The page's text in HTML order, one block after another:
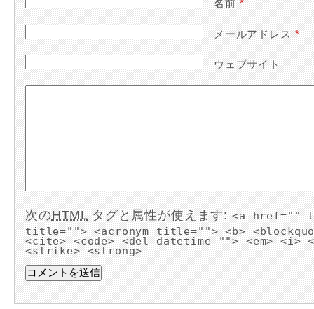
名前*
メールアドレス*
ウェブサイト
次のHTMLタグと属性が使えます:<a href=""
title=""> <acronym title=""> <b>
<cite> <code> <del datetime=""> <em> <i>
<strike> <strong>